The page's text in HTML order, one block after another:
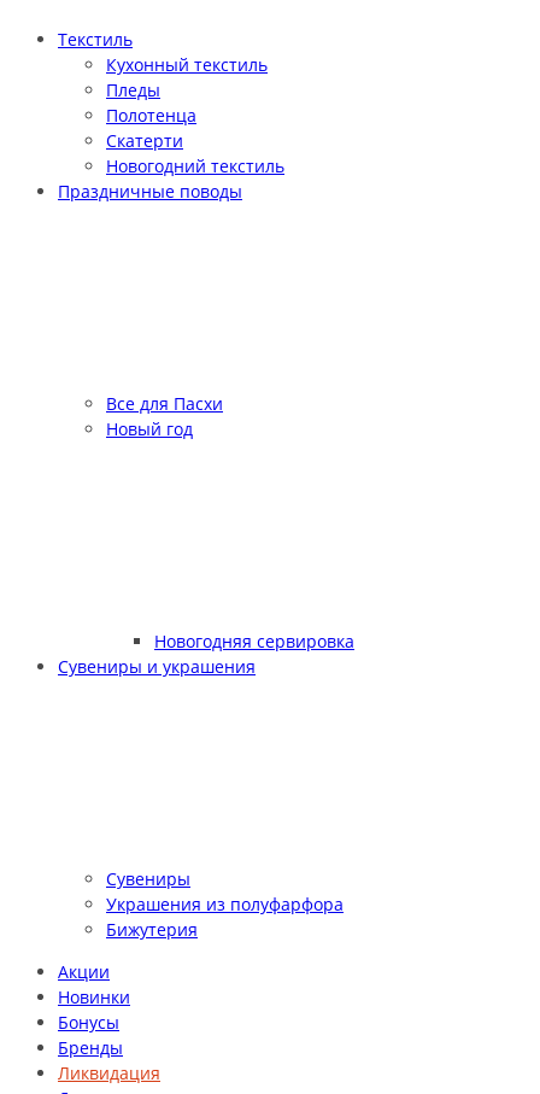
Текстиль
Кухонный текстиль
Пледы
Полотенца
Скатерти
Новогодний текстиль
Праздничные поводы
Все для Пасхи
Новый год
Новогодняя сервировка
Сувениры и украшения
Сувениры
Украшения из полуфарфора
Бижутерия
Акции
Новинки
Бонусы
Бренды
Ликвидация